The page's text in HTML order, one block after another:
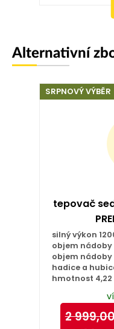
Alternativní
SRPNOVÝ VÝBĚR
tepovač
silný výkon
objem nádoby
objem nádoby
hadice a
hmotnost 4,22
2